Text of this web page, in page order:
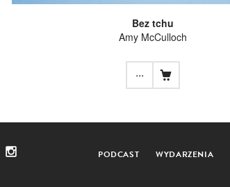
Bez tchu
Amy McCulloch
...
PODCAST WYDARZENIA